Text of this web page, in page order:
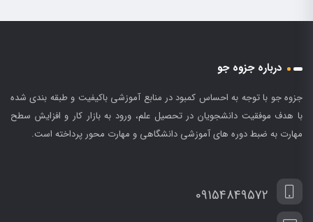
درباره جزوه جو
جزوه جو با توجه به احساس کمبود در منابع آموزشی باکیفیت و طبقه بندی شده
با هدف موفقیت دانشجویان در تحصیل علم، ورود به بازار کار و افزایش سطح
مهارت به ضبط دوره های آموزشی دانشگاهی و مهارت محور پرداخته است.
09154849572